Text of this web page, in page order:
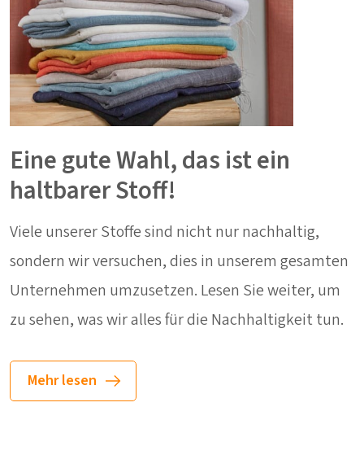
Eine gute Wahl, das ist ein
haltbarer Stoff!
Viele unserer Stoffe sind nicht nur nachhaltig,
sondern wir versuchen, dies in unserem gesamten
Unternehmen umzusetzen. Lesen Sie weiter, um
zu sehen, was wir alles für die Nachhaltigkeit tun.
Mehr lesen